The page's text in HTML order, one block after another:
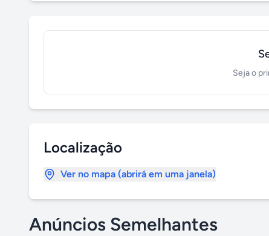
Seja o
Localização
Ver no mapa (abrirá em uma janela)
Anúncios Semelhantes